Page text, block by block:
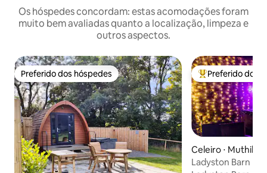
Os hóspedes concordam: estas acomodações foram
muito bem avaliadas quanto a localização, limpeza e
outros aspectos.
Preferido dos hóspedes
Preferido dos hóspedes Entre os
Preferido dos
Celeiro ⋅ Muthill
Ladyston Barn